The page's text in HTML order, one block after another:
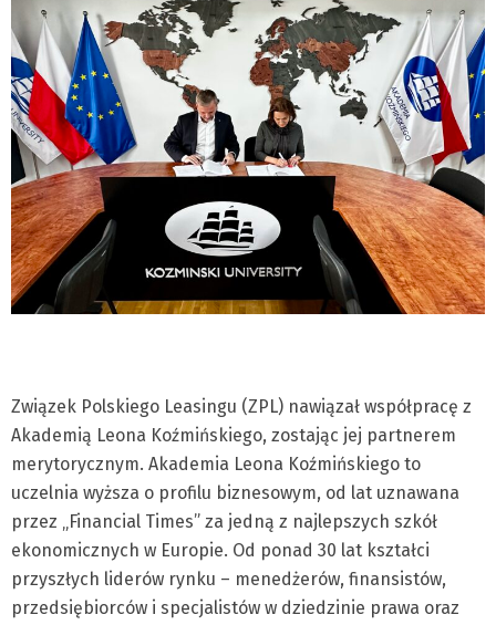
Związek Polskiego Leasingu (ZPL) nawiązał współpracę z
Akademią Leona Koźmińskiego, zostając jej partnerem
merytorycznym. Akademia Leona Koźmińskiego to
uczelnia wyższa o profilu biznesowym, od lat uznawana
przez „Financial Times” za jedną z najlepszych szkół
ekonomicznych w Europie. Od ponad 30 lat kształci
przyszłych liderów rynku – menedżerów, finansistów,
przedsiębiorców i specjalistów w dziedzinie prawa oraz